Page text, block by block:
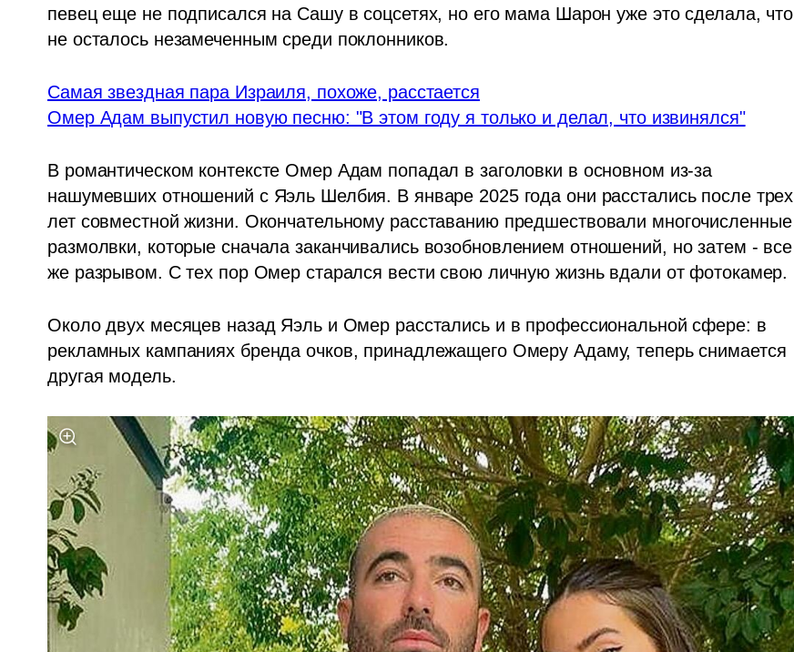
певец еще не подписался на Сашу в соцсетях, но его мама Шарон уже это сделала, что
не осталось незамеченным среди поклонников.
Самая звездная пара Израиля, похоже, расстается
Омер Адам выпустил новую песню: "В этом году я только и делал, что извинялся"
В романтическом контексте Омер Адам попадал в заголовки в основном из-за
нашумевших отношений с Яэль Шелбия. В январе 2025 года они расстались после трех
лет совместной жизни. Окончательному расставанию предшествовали многочисленные
размолвки, которые сначала заканчивались возобновлением отношений, но затем - все
же разрывом. С тех пор Омер старался вести свою личную жизнь вдали от фотокамер.
Около двух месяцев назад Яэль и Омер расстались и в профессиональной сфере: в
рекламных кампаниях бренда очков, принадлежащего Омеру Адаму, теперь снимается
другая модель.